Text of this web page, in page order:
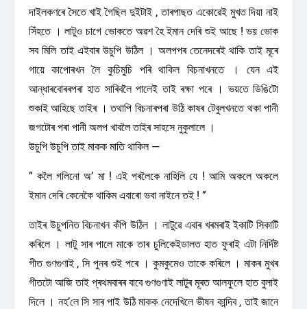
দাইলকণৰে সৈতে খাই গৈছিল দুইটাই , তাৰপাছত একোৱেই মুখত দিয়া নাই
সিঁহতে । লাটুও চাগে ভোকতে অৱশ হৈ ইমান দেৰি শুই আছে ! ভয় ভোক
সব মিলি তাই এইবাৰ উচুপি উঠিল । অলপপৰ তেনেদৰেই থাকি তাই মূৰে
গায়ে কাপোৰখন লৈ কুচিমুচি পৰি থাকিল বিচনাখনতে । যেন এই
আন্ধাৰবোৰৰপৰা হাত সাৰিবলৈ পালেই তাই ৰক্ষা পৰে । ভয়তে ডিঙিটো
শুকাই আহিছে তাইৰ । তথাপি বিচনাৰপৰা উঠি কাষৰ টেবুলখনতে থকা পানী
জগটোৰ পৰা পানী অলপ খাবলৈ তাইৰ সাহসে নুকুলালে ।
উচুপি উচুপি তাই মাকক মাতি থাকিল —
” কলৈ গলিনো অ’ মা ! এই পৰলৈকে নাহিলি যে ! আমি অকলে অকলে
ইমান দেৰি কেনেকৈ থাকিম এবাৰো ভবা নাইনে তই ! ”
তাইৰ উচুপনিত বিচনাখন কঁপি উঠিল । লাটুৱে এবাৰ খৰমৰাই ইকাটি সিকাটি
কৰিলে । লাটু সাৰ পালে মাকে তাৰ চুলিকেইডালত হাত ফুৰাই এটা নিৰ্দিষ্ট
গীত গুণগুণাই , সি পুনৰ শুই পৰে । কুমকুমেও তাকে কৰিলে । মাকৰ মুখৰ
গীতটো আজি তাই প্ৰথমবাৰৰ বাবে গুণগুণাই লাটুৰ মূৰত আলফুলে হাত বুলাই
দিলে । নহ’লে সি সাৰ পাই উঠি মাকক নেদেখিলে ভীষন কান্দিব , তাই জানে